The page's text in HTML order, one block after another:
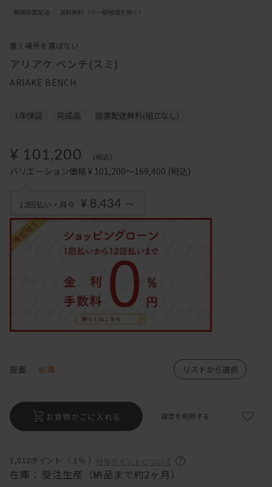
置く場所を選ばない
アリアケ ベンチ(スミ)
ARIAKE BENCH
1,012ポイント （ 1％ ） 付与ポイントについて
在庫： 受注生産（納品まで約2ヶ月）
1年保証 完成品 設置配送無料(組立なし)
¥ 101,200 (税込)
バリエーション価格 ¥ 101,200～169,400 (税込)
12回払い・月々 ¥ 8,434 ～
座面 必須 リストから選択
お買物かごに入れる 設定を削除する